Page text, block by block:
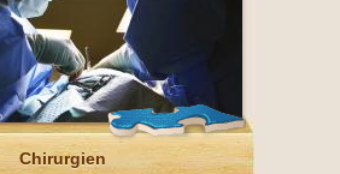
Chirurgien